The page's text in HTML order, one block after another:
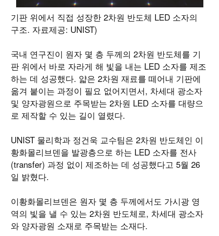
기판 위에서 직접 성장한 2차원 반도체 LED 소자의
구조. 자료제공: UNIST)
국내 연구진이 원자 몇 층 두께의 2차원 반도체를 기
판 위에서 바로 자라게 해 빛을 내는 LED 소자를 제조
하는 데 성공했다. 얇은 2차원 재료를 떼어내 기판에
옮겨 붙이는 과정이 필요 없어지면서, 차세대 광소자
및 양자광원으로 주목받는 2차원 LED 소자를 대량으
로 제작할 수 있는 길이 열렸다.
UNIST 물리학과 정건욱 교수팀은 2차원 반도체인 이
황화몰리브덴을 발광층으로 하는 LED 소자를 전사
(transfer) 과정 없이 제조하는 데 성공했다고 5월 26
일 밝혔다.
이황화몰리브덴은 원자 몇 층 두께에서도 가시광 영
역의 빛을 낼 수 있는 2차원 반도체로, 차세대 광소자
와 양자광원 소재로 주목받는 소재다.